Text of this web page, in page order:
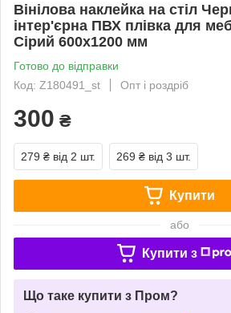
Вінілова наклейка на стіл
інтер'єрна ПВХ плівка для
Сірий 600х1200 мм
Готово до відправки
Код: Z180491_st
Опт і роздріб
300 ₴
279 ₴ від 2 шт. 269 ₴ від 3 шт.
Купити
або
Купити з
Що таке купити з Пром?